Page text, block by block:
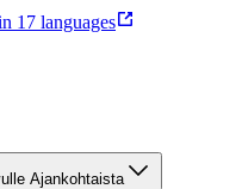
17 languages
Ajankohtaista